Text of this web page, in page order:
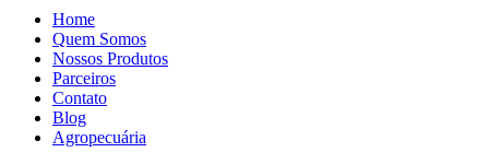
Home
Quem Somos
Nossos Produtos
Parceiros
Contato
Blog
Agropecuária